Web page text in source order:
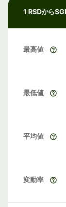
1 RSDから
最高値
最低値
平均値
変動率